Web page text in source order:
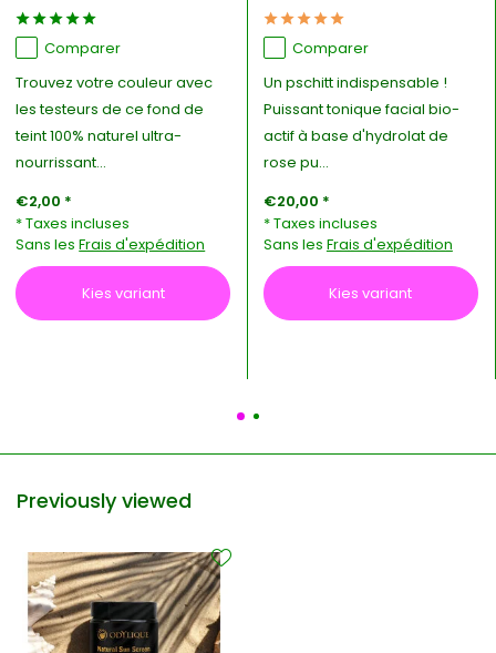
Comparer
Trouvez votre couleur avec
les testeurs de ce fond de
teint 100% naturel ultra-
nourrissant...
€2,00 *
* Taxes incluses
Sans lesFrais d'expédition
Kies variant
Comparer
Un pschitt indispensable !
Puissant tonique facial bio-
actif à base d'hydrolat de
rose pu...
€20,00 *
* Taxes incluses
Sans les Frais d'expédition
Kies variant
Previously viewed